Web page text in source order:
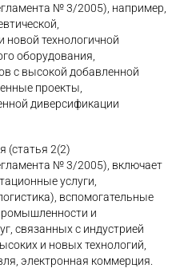
№ 3/2005), например,
новой технологичной
оборудования,
с высокой добавленной
проекты,
диверсификации
(статья 2(2)
№ 3/2005), включает
услуги,
вспомогательные
и
связанных с индустрией
и новых технологий,
электронная коммерция.